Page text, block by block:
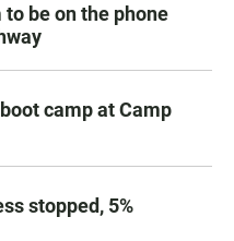
be on the phone
camp at Camp
stopped, 5%